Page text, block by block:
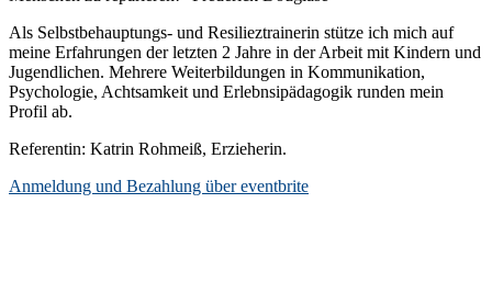
Als Selbstbehauptungs- und Resilieztrainerin stütze ich mich auf
meine Erfahrungen der letzten 2 Jahre in der Arbeit mit Kindern und
Jugendlichen. Mehrere Weiterbildungen in Kommunikation,
Psychologie, Achtsamkeit und Erlebnsipädagogik runden mein
Profil ab.
Referentin: Katrin Rohmeiß, Erzieherin.
Anmeldung und Bezahlung über eventbrite